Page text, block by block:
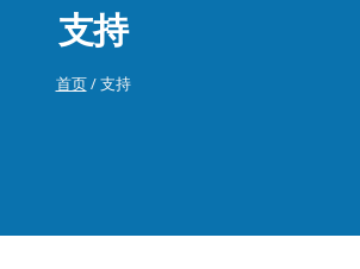
支持
首页/支持